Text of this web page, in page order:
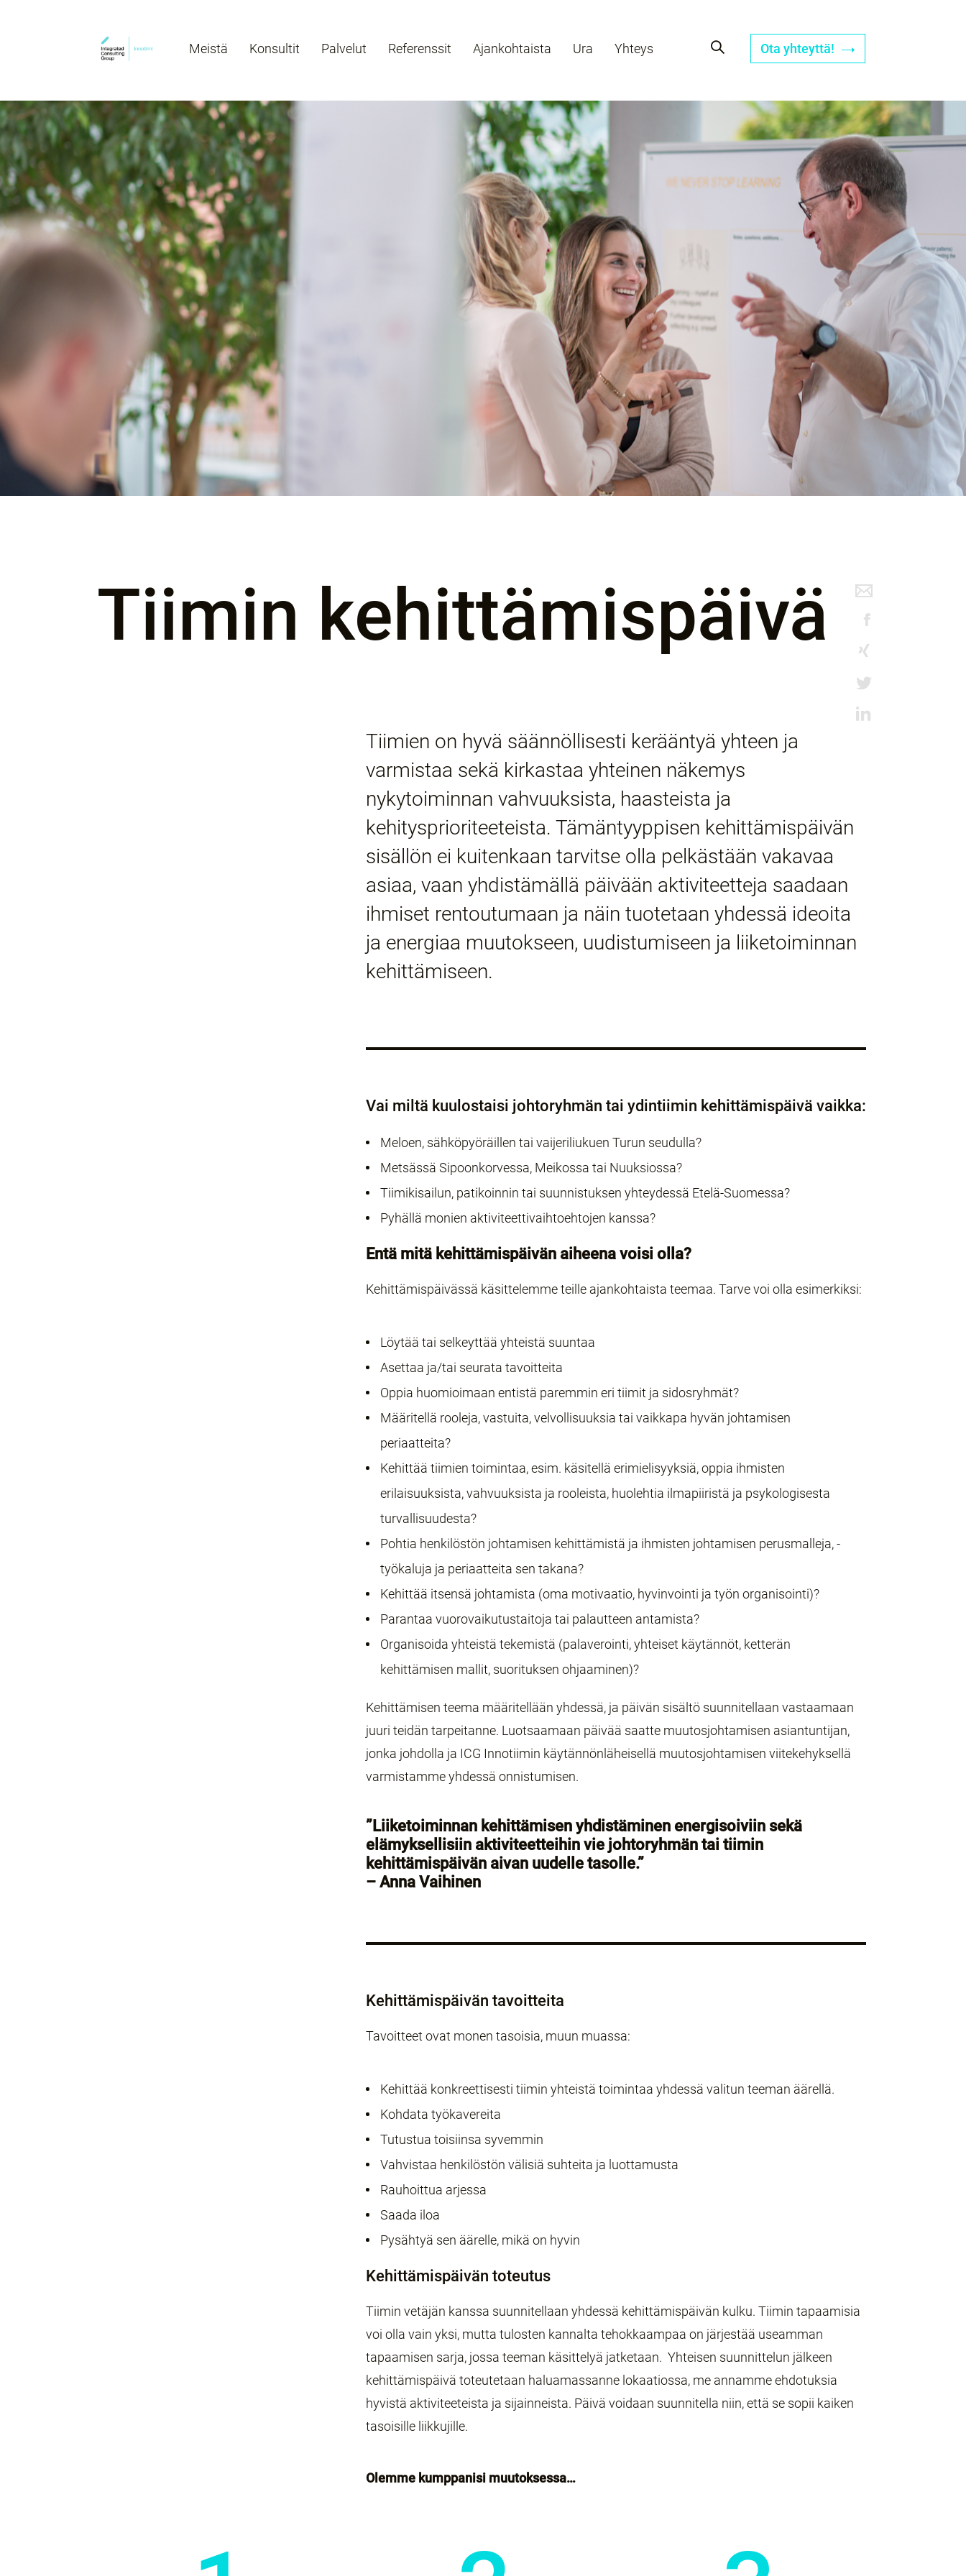
Meistä Konsultit Palvelut Referenssit Ajankohtaista Ura Yhteys Ota yhteyttä!
Tiimin kehittämispäivä
Tiimien on hyvä säännöllisesti kerääntyä yhteen ja
varmistaa sekä kirkastaa yhteinen näkemys
nykytoiminnan vahvuuksista, haasteista ja
kehitysprioriteeteista. Tämäntyyppisen kehittämispäivän
sisällön ei kuitenkaan tarvitse olla pelkästään vakavaa
asiaa, vaan yhdistämällä päivään aktiviteetteja saadaan
ihmiset rentoutumaan ja näin tuotetaan yhdessä ideoita
ja energiaa muutokseen, uudistumiseen ja liiketoiminnan
kehittämiseen.
Vai miltä kuulostaisi johtoryhmän tai ydintiimin kehittämispäivä vaikka:
Meloen, sähköpyöräillen tai vaijeriliukuen Turun seudulla?
Metsässä Sipoonkorvessa, Meikossa tai Nuuksiossa?
Tiimikisailun, patikoinnin tai suunnistuksen yhteydessä Etelä-Suomessa?
Pyhällä monien aktiviteettivaihtoehtojen kanssa?
Entä mitä kehittämispäivän aiheena voisi olla?
Kehittämispäivässä käsittelemme teille ajankohtaista teemaa. Tarve voi olla esimerkiksi:
Löytää tai selkeyttää yhteistä suuntaa
Asettaa ja/tai seurata tavoitteita
Oppia huomioimaan entistä paremmin eri tiimit ja sidosryhmät?
Määritellä rooleja, vastuita, velvollisuuksia tai vaikkapa hyvän johtamisen
periaatteita?
Kehittää tiimien toimintaa, esim. käsitellä erimielisyyksiä, oppia ihmisten
erilaisuuksista, vahvuuksista ja rooleista, huolehtia ilmapiiristä ja psykologisesta
turvallisuudesta?
Pohtia henkilöstön johtamisen kehittämistä ja ihmisten johtamisen perusmalleja, -
työkaluja ja periaatteita sen takana?
Kehittää itsensä johtamista (oma motivaatio, hyvinvointi ja työn organisointi)?
Parantaa vuorovaikutustaitoja tai palautteen antamista?
Organisoida yhteistä tekemistä (palaverointi, yhteiset käytännöt, ketterän
kehittämisen mallit, suorituksen ohjaaminen)?
Kehittämisen teema määritellään yhdessä, ja päivän sisältö suunnitellaan vastaamaan
juuri teidän tarpeitanne. Luotsaamaan päivää saatte muutosjohtamisen asiantuntijan,
jonka johdolla ja ICG Innotiimin käytännönläheisellä muutosjohtamisen viitekehyksellä
varmistamme yhdessä onnistumisen.
”Liiketoiminnan kehittämisen yhdistäminen energisoiviin sekä
elämyksellisiin aktiviteetteihin vie johtoryhmän tai tiimin
kehittämispäivän aivan uudelle tasolle.”
– Anna Vaihinen
Kehittämispäivän tavoitteita
Tavoitteet ovat monen tasoisia, muun muassa:
Kehittää konkreettisesti tiimin yhteistä toimintaa yhdessä valitun teeman äärellä.
Kohdata työkavereita
Tutustua toisiinsa syvemmin
Vahvistaa henkilöstön välisiä suhteita ja luottamusta
Rauhoittua arjessa
Saada iloa
Pysähtyä sen äärelle, mikä on hyvin
Kehittämispäivän toteutus
Tiimin vetäjän kanssa suunnitellaan yhdessä kehittämispäivän kulku. Tiimin tapaamisia
voi olla vain yksi, mutta tulosten kannalta tehokkaampaa on järjestää useamman
tapaamisen sarja, jossa teeman käsittelyä jatketaan. Yhteisen suunnittelun jälkeen
kehittämispäivä toteutetaan haluamassanne lokaatiossa, me annamme ehdotuksia
hyvistä aktiviteeteista ja sijainneista. Päivä voidaan suunnitella niin, että se sopii kaiken
tasoisille liikkujille.
Olemme kumppanisi muutoksessa…